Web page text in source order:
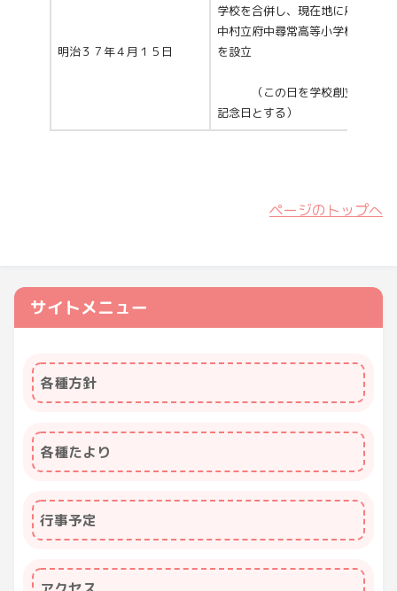
明治３７年４月１５日
学校を合併し、現在地に府
中村立府中尋常高等小学校
を設立
（この日を学校創立
記念日とする）
ページのトップへ
サイトメニュー
各種方針
各種たより
行事予定